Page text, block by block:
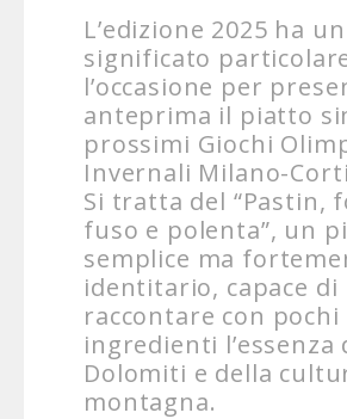
L’edizione 2025 ha un
significato
l’occasione per
anteprima il piatto
prossimi Giochi
Invernali Milano-
Si tratta del “Pastin,
fuso e polenta”, un
semplice ma
identitario, capace di
raccontare con pochi
ingredienti l’essenza
Dolomiti e della
montagna.